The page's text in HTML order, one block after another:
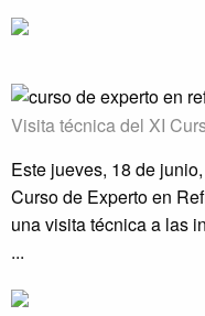
Visita técnica del XI
Este jueves, 18 de
Curso de Experto en
una visita técnica a las
...